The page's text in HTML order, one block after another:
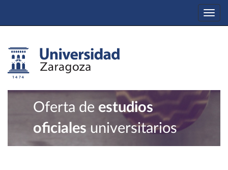
Oferta de estudios
oficiales universitarios